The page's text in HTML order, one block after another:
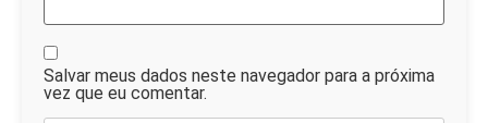
Salvar meus dados neste navegador para a próxima
vez que eu comentar.